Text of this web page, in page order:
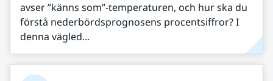
avser ”känns som”-temperaturen, och hur ska du
förstå nederbördsprognosens procentsiffror? I
denna vägled...